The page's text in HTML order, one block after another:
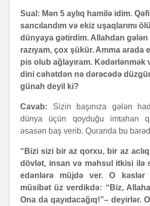
Sual: Mən 5 aylıq hamilə idim.
sancılandım və ekiz uşaqlarımı
dünyaya gətirdim. Allahdan gələn
razıyam, çox şükür. Amma arada
pis olub ağlayıram. Kədərlənmək
dini cəhətdən nə dərəcədə
günah deyil ki?
Cavab: Sizin başınıza gələn
dünya üçün qoyduğu imtahan
əsasən baş verib. Quranda bu
“Bizi sizi bir az qorxu, bir az
dövlət, insan və məhsul itkisi ilə
edənlərə müjdə ver. O
müsibət üz verdikdə: “Biz,
Ona da qayıdacağıq!”– deyirlər.